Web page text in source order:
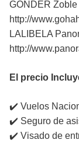
GONDER Zoble
http://
LALIBELA
http://
El precio
✔️ Vuelos
✔️ Seguro de
✔️ Visado de